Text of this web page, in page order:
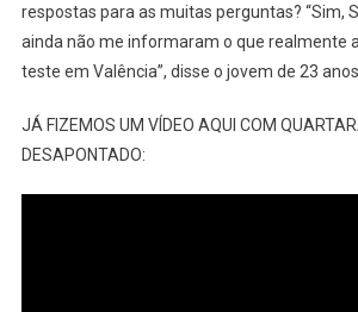
respostas para as muitas perguntas? “Sim,
ainda não me informaram o que realmente
teste em Valência”, disse o jovem de 23 anos.
JÁ FIZEMOS UM VÍDEO AQUI COM
DESAPONTADO: